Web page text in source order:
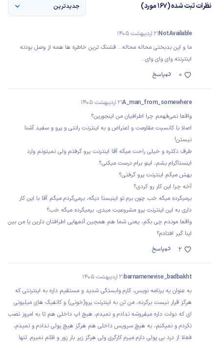
نظرات ثبت شده (167 مورد) جدیدترین
NotAvailable21 اردیبهشت 1405
ما و این بدبختی محاله محاله... قشنگ ترین خاطره ها همه از وصل بودنه
اینترنته وای وای وای...
پاسخ
0
A_man_from_somewhere21 اردیبهشت 1405
واقعا نمی‌فهمم چرا اطرافیان من اینجورین؟
اصلا با کانسپت مقاومت و اعتراض و به اینترنت رانتی و پرو و سفید آشنا
نیستن!
طرف دکتره و خیلی راحت میگه آقا اینترنت پرو گرفتم ولی نمیتونم وارد
اینستاگرام بشم، اینو برام درست میکنی؟
بهش میگم اینترنت پرو گرفتی؟
آخه چرا این کار رو کردی؟
برمیگرده میگه خب چون برم تو اینیستا دیگه، برمی‌گردم میگم آقا با این کار
داری به این اینترنت پرو مشروعیت میدی، برمیگرده میگه خب؟
واقعا موندم چی بگم، یعنی شما هم همچین آدمهایی اطرافتان دارین یا من بین
اینا گیر افتادم؟
پاسخ
2
barnamenevise_badbakht21 اردیبهشت 1405
به عنوان یه برنامه نویس، کارم وابستگی شدید و مستقیم داره به اینترنتی که
هرگز قرار نیست برگرده، من تن به اینترنت پرو(خونی) و کانفیگ های میلیونی
ای که دولت داره میفروشه ندادم و نمیدم، هیچ اپ داخلی هم تا به امروز نصب
نکردم و نمیکنم، به هیچ سرویس داخلی هم هرگز هیچ پولی ندادم و نمیدم،
فعلا از درد بی پولی دارم میرم کارگری ولی هرگز زیر بار زور و ظلم نمیرم. تنها